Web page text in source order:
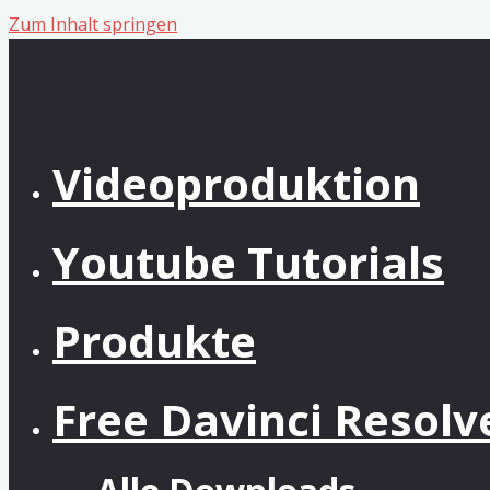
Zum Inhalt springen
Videoproduktion
Youtube Tutorials
Produkte
Free Davinci